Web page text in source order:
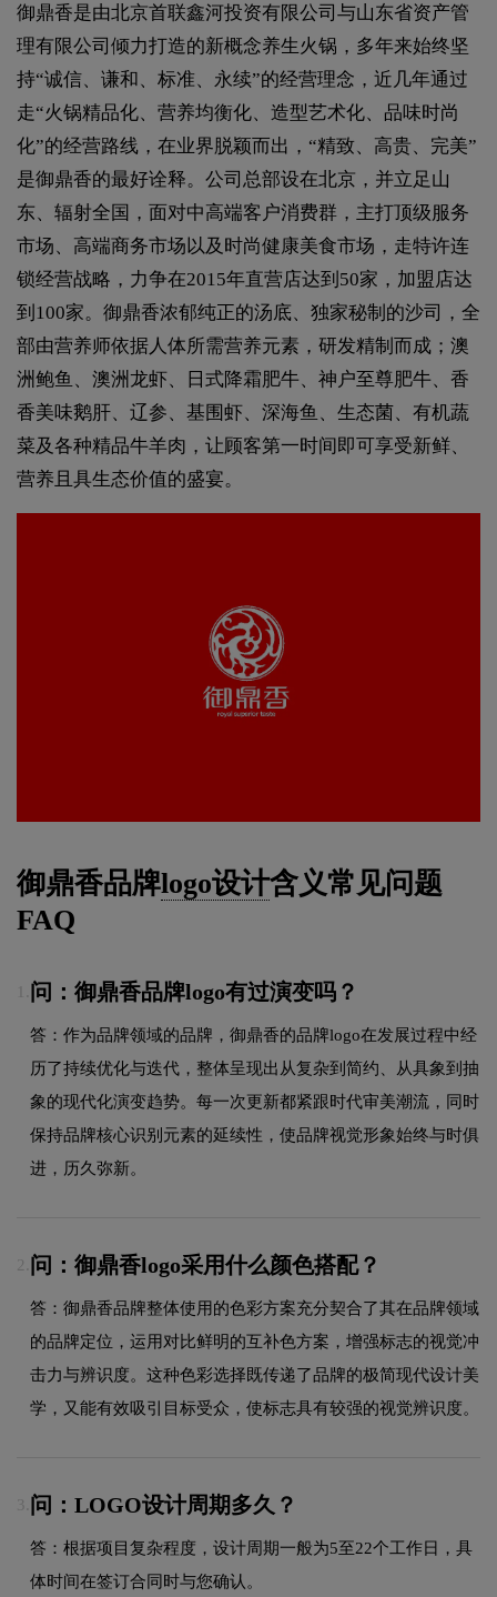
御鼎香是由北京首联鑫河投资有限公司与山东省资产管
理有限公司倾力打造的新概念养生火锅，多年来始终坚
持“诚信、谦和、标准、永续”的经营理念，近几年通过
走“火锅精品化、营养均衡化、造型艺术化、品味时尚
化”的经营路线，在业界脱颖而出，“精致、高贵、完美”
是御鼎香的最好诠释。公司总部设在北京，并立足山
东、辐射全国，面对中高端客户消费群，主打顶级服务
市场、高端商务市场以及时尚健康美食市场，走特许连
锁经营战略，力争在2015年直营店达到50家，加盟店达
到100家。御鼎香浓郁纯正的汤底、独家秘制的沙司，全
部由营养师依据人体所需营养元素，研发精制而成；澳
洲鲍鱼、澳洲龙虾、日式降霜肥牛、神户至尊肥牛、香
香美味鹅肝、辽参、基围虾、深海鱼、生态菌、有机蔬
菜及各种精品牛羊肉，让顾客第一时间即可享受新鲜、
营养且具生态价值的盛宴。
御鼎香品牌logo设计含义常见问题
FAQ
问：御鼎香品牌logo有过演变吗？
答：作为品牌领域的品牌，御鼎香的品牌logo在发展过程中经
历了持续优化与迭代，整体呈现出从复杂到简约、从具象到抽
象的现代化演变趋势。每一次更新都紧跟时代审美潮流，同时
保持品牌核心识别元素的延续性，使品牌视觉形象始终与时俱
进，历久弥新。
2. 问：御鼎香logo采用什么颜色搭配？
答：御鼎香品牌整体使用的色彩方案充分契合了其在品牌领域
的品牌定位，运用对比鲜明的互补色方案，增强标志的视觉冲
击力与辨识度。这种色彩选择既传递了品牌的极简现代设计美
学，又能有效吸引目标受众，使标志具有较强的视觉辨识度。
3. 问：LOGO设计周期多久？
答：根据项目复杂程度，设计周期一般为5至22个工作日，具
体时间在签订合同时与您确认。